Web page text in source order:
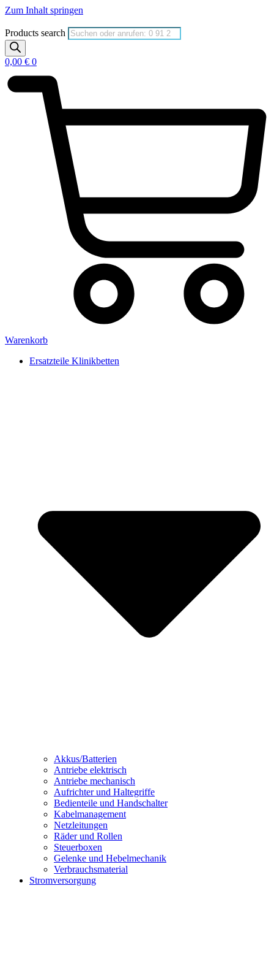
Zum Inhalt springen
Products search
0,00 € 0
Warenkorb
Ersatzteile Klinikbetten
Akkus/Batterien
Antriebe elektrisch
Antriebe mechanisch
Aufrichter und Haltegriffe
Bedienteile und Handschalter
Kabelmanagement
Netzleitungen
Räder und Rollen
Steuerboxen
Gelenke und Hebelmechanik
Verbrauchsmaterial
Stromversorgung